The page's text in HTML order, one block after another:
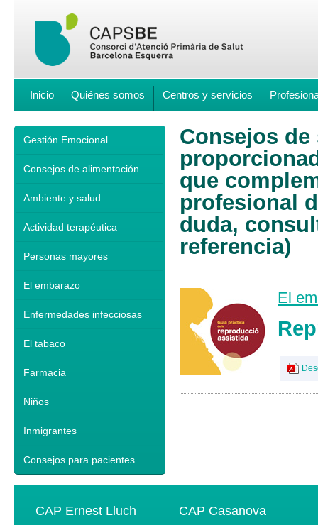
Inicio Quiénes somos Centros y servicios
Gestión Emocional
Consejos de alimentación
Ambiente y salud
Actividad terapéutica
Personas mayores
El embarazo
Enfermedades infecciosas
El tabaco
Farmacia
Niños
Inmigrantes
Consejos para pacientes
Consejos
que
profesional
duda,
referencia)
El
CAP Ernest Lluch CAP Casanova